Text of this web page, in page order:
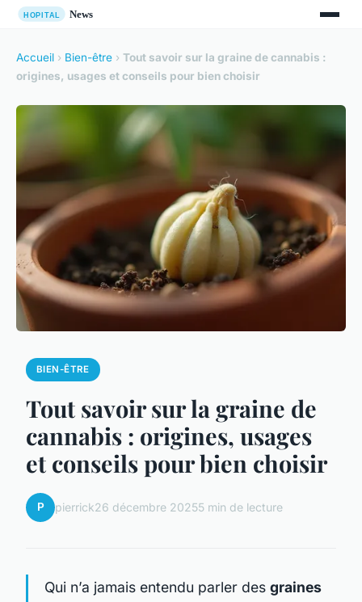
Accueil › Bien-être › Tout savoir sur la graine de cannabis :
origines, usages et conseils pour bien choisir
BIEN-ÊTRE
Tout savoir sur la graine de
cannabis : origines, usages
et conseils pour bien choisir
P pierrick26 décembre 20255 min de lecture
Qui n’a jamais entendu parler des graines